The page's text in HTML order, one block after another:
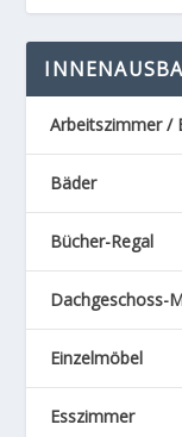
Arbeitszimmer /
Bäder
Bücher-Regal
Dachgeschoss-
Einzelmöbel
Esszimmer